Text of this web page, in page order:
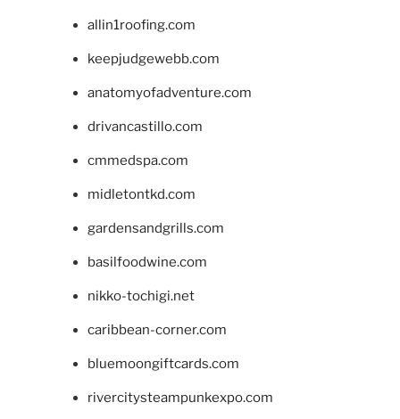
allin1roofing.com
keepjudgewebb.com
anatomyofadventure.com
drivancastillo.com
cmmedspa.com
midletontkd.com
gardensandgrills.com
basilfoodwine.com
nikko-tochigi.net
caribbean-corner.com
bluemoongiftcards.com
rivercitysteampunkexpo.com